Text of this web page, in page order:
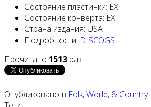
Состояние пластинки: EX
Состояние конверта: EX
Страна издания: USA
Подробности: DISCOGS
Прочитано 1513 раз
Опубликовано в Folk, World, & Country